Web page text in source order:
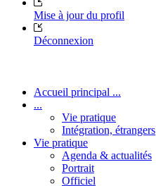
Mise à jour du profil
Déconnexion
Accueil principal ...
...
Vie pratique
Intégration, étrangers
Vie pratique
Agenda & actualités
Portrait
Officiel